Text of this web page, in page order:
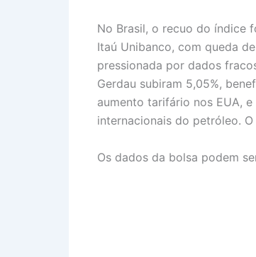
No Brasil, o recuo do índice
Itaú Unibanco, com queda
pressionada por dados
Gerdau subiram 5,05%,
aumento tarifário nos EUA,
internacionais do petróleo.
Os dados da bolsa podem